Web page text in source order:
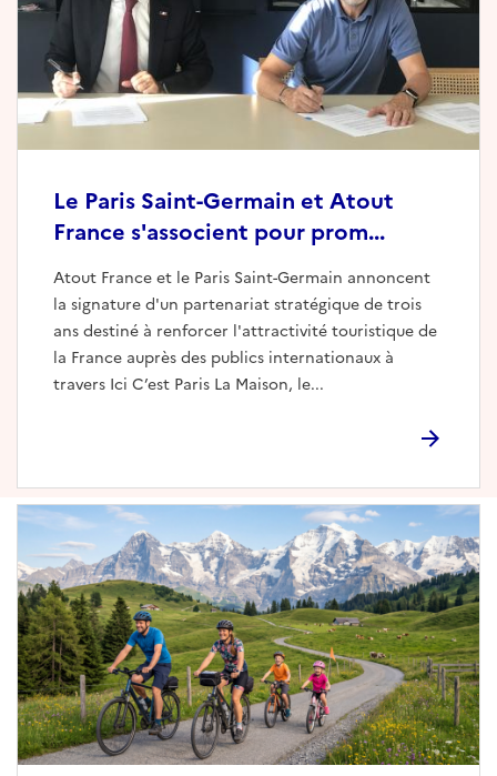
Le Paris Saint-Germain et Atout
France s'associent pour prom...
Atout France et le Paris Saint-Germain annoncent
la signature d'un partenariat stratégique de trois
ans destiné à renforcer l'attractivité touristique de
la France auprès des publics internationaux à
travers Ici C’est Paris La Maison, le...